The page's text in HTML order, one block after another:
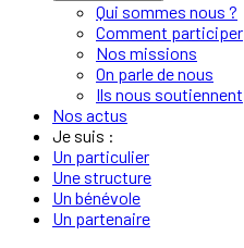
Qui sommes nous ?
Comment participer
Nos missions
On parle de nous
Ils nous soutiennent
Nos actus
Je suis :
Un particulier
Une structure
Un bénévole
Un partenaire